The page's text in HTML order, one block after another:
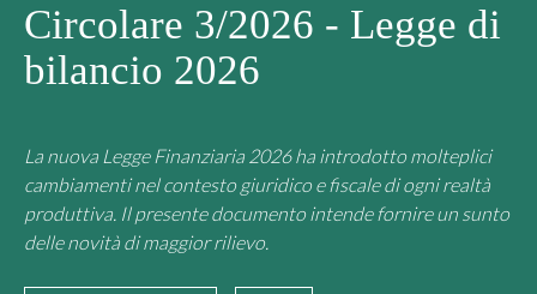
Circolare 3/2026 - Legge di
bilancio 2026
La nuova Legge Finanziaria 2026 ha introdotto molteplici
cambiamenti nel contesto giuridico e fiscale di ogni realtà
produttiva. Il presente documento intende fornire un sunto
delle novità di maggior rilievo.